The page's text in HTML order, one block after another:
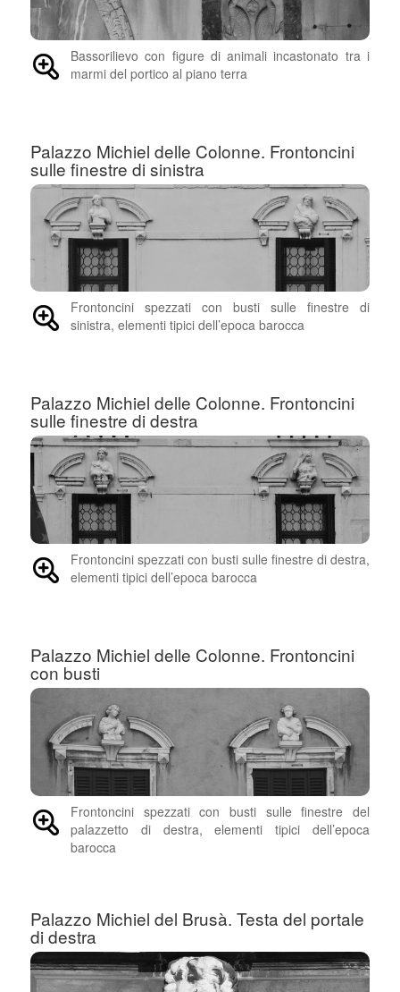
Bassorilievo con figure di animali incastonato tra i
marmi del portico al piano terra
Palazzo Michiel delle Colonne. Frontoncini
sulle finestre di sinistra
Frontoncini spezzati con busti sulle finestre di
sinistra, elementi tipici dell’epoca barocca
Palazzo Michiel delle Colonne. Frontoncini
sulle finestre di destra
Frontoncini spezzati con busti sulle finestre di destra,
elementi tipici dell’epoca barocca
Palazzo Michiel delle Colonne. Frontoncini
con busti
Frontoncini spezzati con busti sulle finestre del
palazzetto di destra, elementi tipici dell’epoca
barocca
Palazzo Michiel del Brusà. Testa del portale
di destra